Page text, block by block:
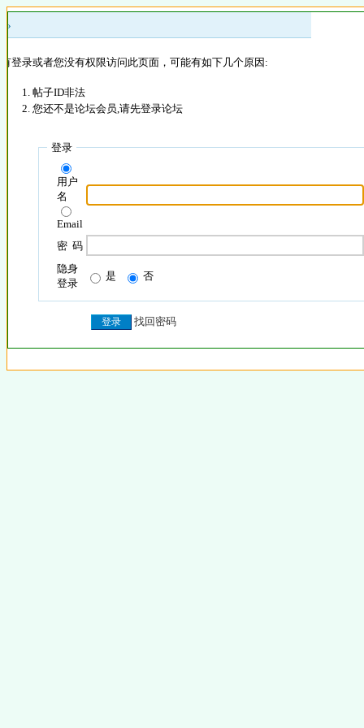
»
登录或者您没有权限访问此页面，可能有如下几个原因:
帖子ID非法
您还不是论坛会员,请先登录论坛
登录
用户
名
Email
密 码
隐身
登录
是 否
找回密码